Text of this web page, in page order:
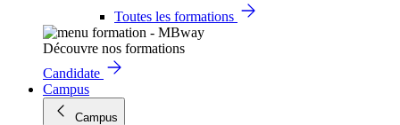
Toutes les formations
Découvre nos formations
Candidate
Campus
Campus